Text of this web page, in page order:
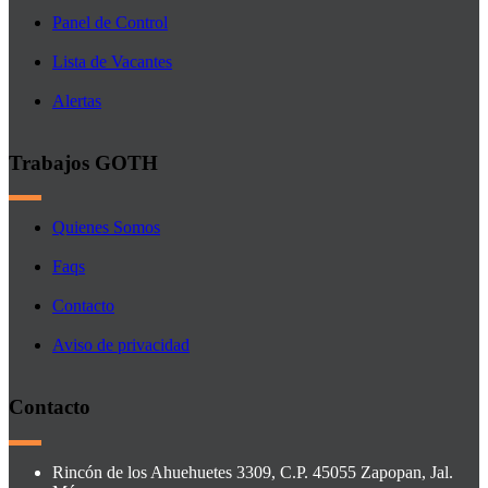
Panel de Control
Lista de Vacantes
Alertas
Trabajos GOTH
Quienes Somos
Faqs
Contacto
Aviso de privacidad
Contacto
Rincón de los Ahuehuetes 3309, C.P. 45055 Zapopan, Jal.